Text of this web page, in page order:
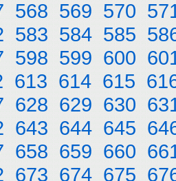
568 569 570
583 584 585
598 599 600
613 614 615
628 629 630
643 644 645
658 659 660
673 674 675